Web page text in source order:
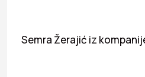
Semra Žerajić iz